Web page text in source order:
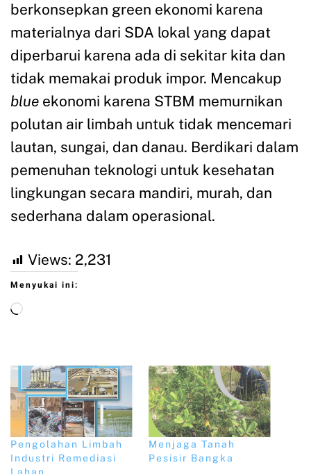
berkonsepkan green ekonomi karena
materialnya dari SDA lokal yang dapat
diperbarui karena ada di sekitar kita dan
tidak memakai produk impor. Mencakup
blue ekonomi karena STBM memurnikan
polutan air limbah untuk tidak mencemari
lautan, sungai, dan danau. Berdikari dalam
pemenuhan teknologi untuk kesehatan
lingkungan secara mandiri, murah, dan
sederhana dalam operasional.
Views: 2,231
Menyukai ini:
Pengolahan Limbah
Industri Remediasi
Lahan
Menjaga Tanah
Pesisir Bangka